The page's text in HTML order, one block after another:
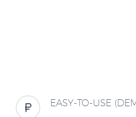

 EASY-TO-USE